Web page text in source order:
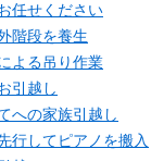
任せください
階段を養生
よる吊り作業
引越し
への家族引越し
行してピアノを搬入